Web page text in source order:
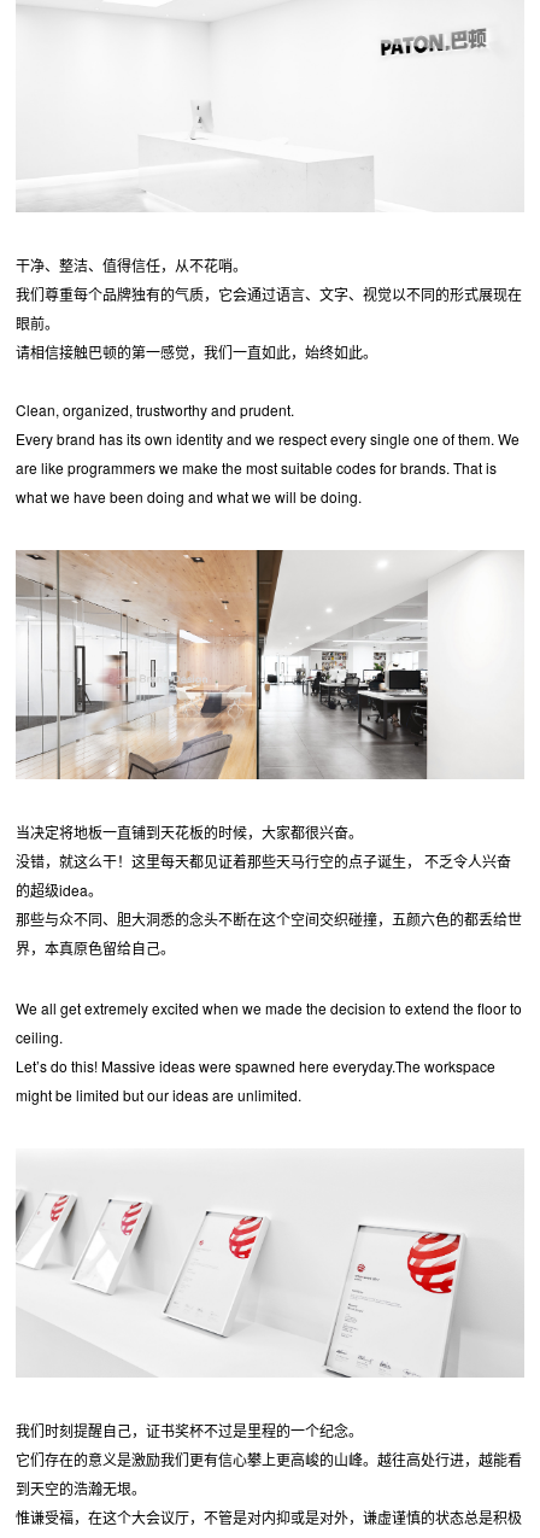
干净、整洁、值得信任，从不花哨。
我们尊重每个品牌独有的气质，它会通过语言、文字、视觉以不同的形式展现在
眼前。
请相信接触巴顿的第一感觉，我们一直如此，始终如此。
Clean, organized, trustworthy and prudent.
Every brand has its own identity and we respect every single one of them. We
are like programmers we make the most suitable codes for brands. That is
what we have been doing and what we will be doing.
当决定将地板一直铺到天花板的时候，大家都很兴奋。
没错，就这么干！这里每天都见证着那些天马行空的点子诞生， 不乏令人兴奋
的超级idea。
那些与众不同、胆大洞悉的念头不断在这个空间交织碰撞，五颜六色的都丢给世
界，本真原色留给自己。
We all get extremely excited when we made the decision to extend the floor to
ceiling.
Let’s do this! Massive ideas were spawned here everyday.The workspace
might be limited but our ideas are unlimited.
我们时刻提醒自己，证书奖杯不过是里程的一个纪念。
它们存在的意义是激励我们更有信心攀上更高峻的山峰。越往高处行进，越能看
到天空的浩瀚无垠。
惟谦受福，在这个大会议厅，不管是对内抑或是对外，谦虚谨慎的状态总是积极